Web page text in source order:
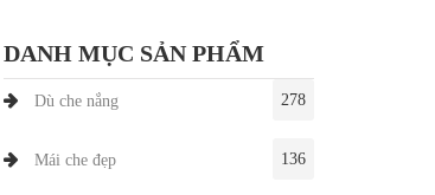
DANH MỤC SẢN PHẨM
Dù che nắng 278
Mái che đẹp 136